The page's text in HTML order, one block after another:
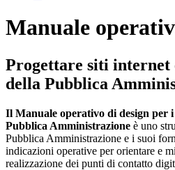
Manuale
Progettare siti
della Pubblica
Il Manuale operativo di design per
Pubblica Amministrazione è uno
Pubblica Amministrazione e i suoi
indicazioni operative per orientare e
realizzazione dei punti di contatto